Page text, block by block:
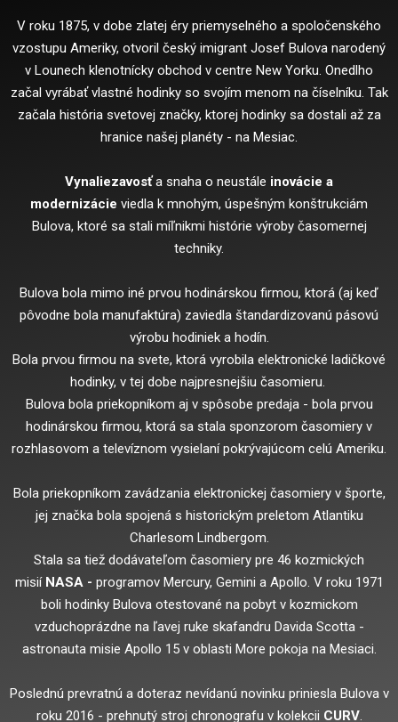
V roku 1875, v dobe zlatej éry priemyselného a spoločenského
vzostupu Ameriky, otvoril český imigrant Josef Bulova narodený
v Lounech klenotnícky obchod v centre New Yorku. Onedlho
začal vyrábať vlastné hodinky so svojím menom na číselníku. Tak
začala história svetovej značky, ktorej hodinky sa dostali až za
hranice našej planéty - na Mesiac.
Vynaliezavosťa snaha o neustále inovácie a
modernizácie viedla k mnohým, úspešným konštrukciám
Bulova, ktoré sa stali míľnikmi histórie výroby časomernej
techniky.
Bulova bola mimo iné prvou hodinárskou firmou, ktorá (aj keď
pôvodne bola manufaktúra) zaviedla štandardizovanú pásovú
výrobu hodiniek a hodín.
Bola prvou firmou na svete, ktorá vyrobila elektronické ladičkové
hodinky, v tej dobe najpresnejšiu časomieru.
Bulova bola priekopníkom aj v spôsobe predaja - bola prvou
hodinárskou firmou, ktorá sa stala sponzorom časomiery v
rozhlasovom a televíznom vysielaní pokrývajúcom celú Ameriku.
Bola priekopníkom zavádzania elektronickej časomiery v športe,
jej značka bola spojená s historickým preletom Atlantiku
Charlesom Lindbergom.
Stala sa tiež dodávateľom časomiery pre 46 kozmických
misií NASA - programov Mercury, Gemini a Apollo. V roku 1971
boli hodinky Bulova otestované na pobyt v kozmickom
vzduchoprázdne na ľavej ruke skafandru Davida Scotta -
astronauta misie Apollo 15 v oblasti More pokoja na Mesiaci.
Poslednú prevratnú a doteraz nevídanú novinku priniesla Bulova v
roku 2016 - prehnutý stroj chronografu v kolekcii CURV.